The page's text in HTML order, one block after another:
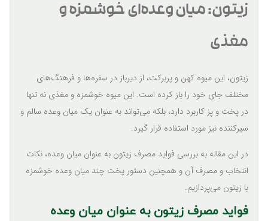
زیتون: میان وعده‌ای خوشمزه و
مغذی
زیتون، این میوه کهن و پربرکت، از دیرباز در سفره‌ها و فرهنگ‌های
مختلف جای خود را باز کرده است. این میوه خوشمزه و مغذی نه تنها
در پخت و پز کاربرد دارد، بلکه می‌تواند به عنوان یک میان وعده سالم و
سیرکننده نیز مورد استفاده قرار گیرد.
در این مقاله به بررسی فواید مصرف زیتون به عنوان میان وعده، نکات
انتخاب و مصرف آن و همچنین دستور پخت چند میان وعده خوشمزه
با زیتون می‌پردازیم.
فواید مصرف زیتون به عنوان میان وعده